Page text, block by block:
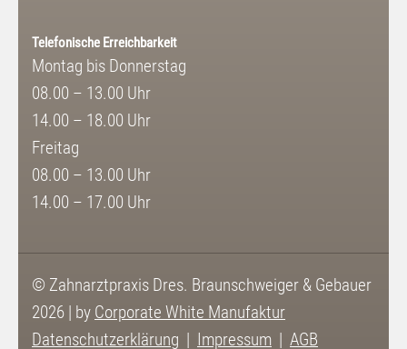
Telefonische Erreichbarkeit
Montag bis Donnerstag
08.00 – 13.00 Uhr
14.00 – 18.00 Uhr
Freitag
08.00 – 13.00 Uhr
14.00 – 17.00 Uhr
© Zahnarztpraxis Dres. Braunschweiger & Gebauer
2026 | by Corporate White Manufaktur
Datenschutzerklärung
Impressum AGB